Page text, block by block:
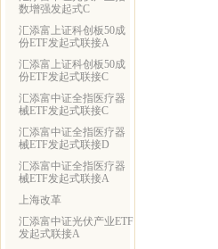
数增强发起式C
汇添富上证科创板50成
份ETF发起式联接A
汇添富上证科创板50成
份ETF发起式联接C
汇添富中证全指医疗器
械ETF发起式联接C
汇添富中证全指医疗器
械ETF发起式联接D
汇添富中证全指医疗器
械ETF发起式联接A
上海改革
汇添富中证光伏产业ETF
发起式联接A